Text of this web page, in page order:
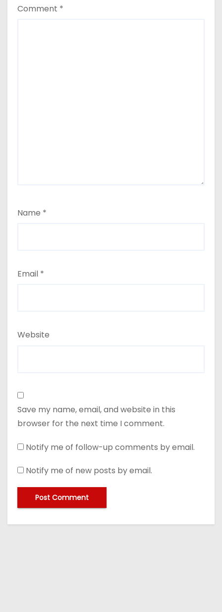
Comment *
Name *
Email *
Website
Save my name, email, and website in this
browser for the next time I comment.
Notify me of follow-up comments by email.
Notify me of new posts by email.